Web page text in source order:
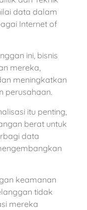
data dalam
Internet of
ini, bisnis
mereka,
meningkatkan
perusahaan.
itu penting,
berat untuk
data
keamanan
tidak
mereka